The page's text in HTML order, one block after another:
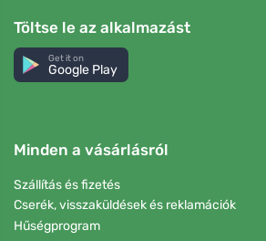
Töltse le az alkalmazást
Get it on
Google Play
Minden a vásárlásról
Szállítás és fizetés
Cserék, visszaküldések és reklamációk
Hűségprogram